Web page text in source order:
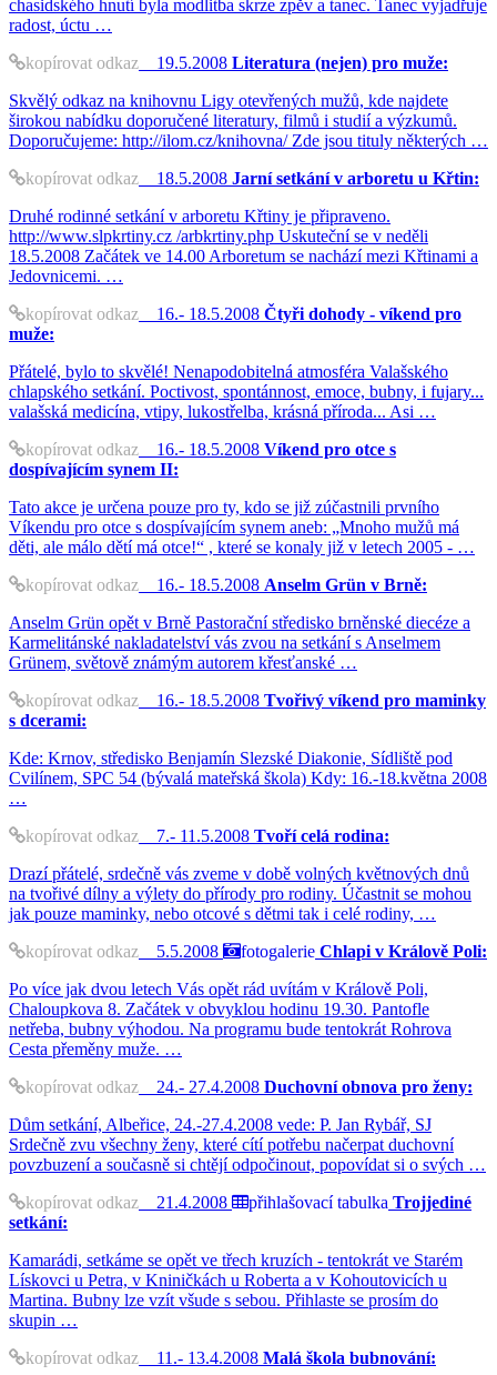
chasidského hnutí byla modlitba skrze zpěv a tanec. Tanec vyjadřuje
radost, úctu …
kopírovat odkaz 19.5.2008 Literatura (nejen) pro muže:
Skvělý odkaz na knihovnu Ligy otevřených mužů, kde najdete
širokou nabídku doporučené literatury, filmů i studií a výzkumů.
Doporučujeme: http://ilom.cz/knihovna/ Zde jsou tituly některých …
kopírovat odkaz 18.5.2008 Jarní setkání v arboretu u Křtin:
Druhé rodinné setkání v arboretu Křtiny je připraveno.
http://www.slpkrtiny.cz /arbkrtiny.php Uskuteční se v neděli
18.5.2008 Začátek ve 14.00 Arboretum se nachází mezi Křtinami a
Jedovnicemi. …
kopírovat odkaz 16.- 18.5.2008 Čtyři dohody - víkend pro
muže:
Přátelé, bylo to skvělé! Nenapodobitelná atmosféra Valašského
chlapského setkání. Poctivost, spontánnost, emoce, bubny, i fujary...
valašská medicína, vtipy, lukostřelba, krásná příroda... Asi …
kopírovat odkaz 16.- 18.5.2008 Víkend pro otce s
dospívajícím synem II:
Tato akce je určena pouze pro ty, kdo se již zúčastnili prvního
Víkendu pro otce s dospívajícím synem aneb: „Mnoho mužů má
děti, ale málo dětí má otce!“ , které se konaly již v letech 2005 - …
kopírovat odkaz 16.- 18.5.2008 Anselm Grün v Brně:
Anselm Grün opět v Brně Pastorační středisko brněnské diecéze a
Karmelitánské nakladatelství vás zvou na setkání s Anselmem
Grünem, světově známým autorem křesťanské …
kopírovat odkaz 16.- 18.5.2008 Tvořivý víkend pro maminky
s dcerami:
Kde: Krnov, středisko Benjamín Slezské Diakonie, Sídliště pod
Cvilínem, SPC 54 (bývalá mateřská škola) Kdy: 16.-18.května 2008
…
kopírovat odkaz 7.- 11.5.2008 Tvoří celá rodina:
Drazí přátelé, srdečně vás zveme v době volných květnových dnů
na tvořivé dílny a výlety do přírody pro rodiny. Účastnit se mohou
jak pouze maminky, nebo otcové s dětmi tak i celé rodiny, …
kopírovat odkaz 5.5.2008 fotogalerie Chlapi v Králově Poli:
Po více jak dvou letech Vás opět rád uvítám v Králově Poli,
Chaloupkova 8. Začátek v obvyklou hodinu 19.30. Pantofle
netřeba, bubny výhodou. Na programu bude tentokrát Rohrova
Cesta přeměny muže. …
kopírovat odkaz 24.- 27.4.2008 Duchovní obnova pro ženy:
Dům setkání, Albeřice, 24.-27.4.2008 vede: P. Jan Rybář, SJ
Srdečně zvu všechny ženy, které cítí potřebu načerpat duchovní
povzbuzení a současně si chtějí odpočinout, popovídat si o svých …
kopírovat odkaz 21.4.2008 přihlašovací tabulka Trojjediné
setkání:
Kamarádi, setkáme se opět ve třech kruzích - tentokrát ve Starém
Lískovci u Petra, v Kniničkách u Roberta a v Kohoutovicích u
Martina. Bubny lze vzít všude s sebou. Přihlaste se prosím do
skupin …
kopírovat odkaz 11.- 13.4.2008 Malá škola bubnování: